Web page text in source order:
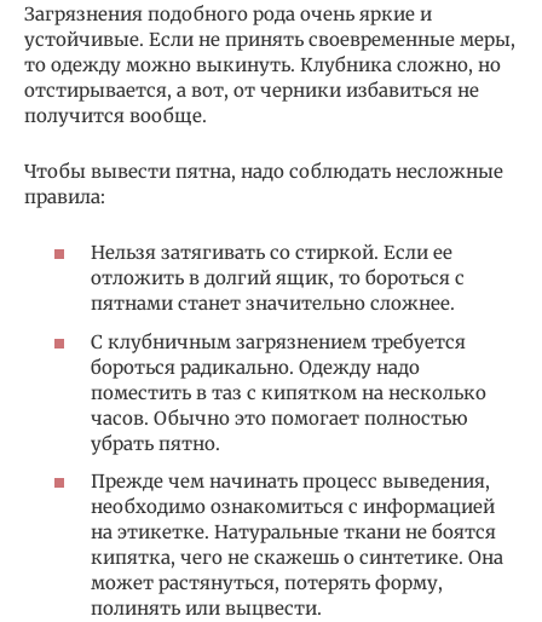
Загрязнения подобного рода очень яркие и
устойчивые. Если не принять своевременные меры,
то одежду можно выкинуть. Клубника сложно, но
отстирывается, а вот, от черники избавиться не
получится вообще.
Чтобы вывести пятна, надо соблюдать несложные
правила:
Нельзя затягивать со стиркой. Если ее
отложить в долгий ящик, то бороться с
пятнами станет значительно сложнее.
С клубничным загрязнением требуется
бороться радикально. Одежду надо
поместить в таз с кипятком на несколько
часов. Обычно это помогает полностью
убрать пятно.
Прежде чем начинать процесс выведения,
необходимо ознакомиться с информацией
на этикетке. Натуральные ткани не боятся
кипятка, чего не скажешь о синтетике. Она
может растянуться, потерять форму,
полинять или выцвести.